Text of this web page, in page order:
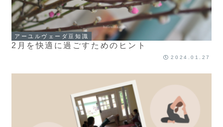
アーユルヴェーダ豆知識
2月を快適に過ごすためのヒント
2024.01.27